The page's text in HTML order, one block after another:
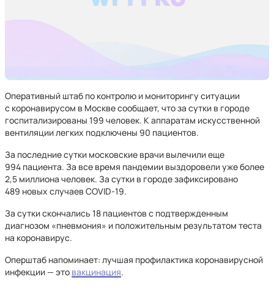
Оперативный штаб по контролю и мониторингу ситуации
с коронавирусом в Москве сообщает, что за сутки в городе
госпитализированы 199 человек. К аппаратам искусственной
вентиляции легких подключены 90 пациентов.
За последние сутки московские врачи вылечили еще
994 пациента. За все время пандемии выздоровели уже более
2,5 миллиона человек. За сутки в городе зафиксировано
489 новых случаев COVID-19.
За сутки скончались 18 пациентов с подтвержденным
диагнозом «пневмония» и положительным результатом теста
на коронавирус.
Оперштаб напоминает: лучшая профилактика коронавирусной
инфекции — это вакцинация.